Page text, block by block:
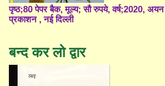
पृष्ठ;80 पेपर बैक, मूल्य; सौ रुपये, वर्ष;2020, अयन
प्रकाशन , नई दिल्ली
बन्द कर लो द्वार